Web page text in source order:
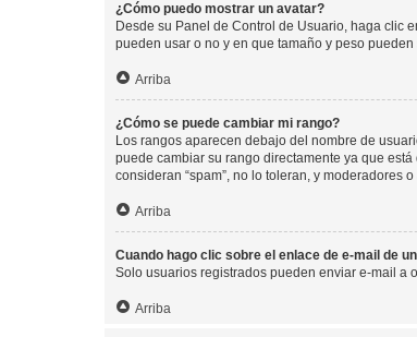
¿Cómo puedo mostrar un avatar?
Desde su Panel de Control de Usuario, haga clic
pueden usar o no y en que tamaño y peso
Arriba
¿Cómo se puede cambiar mi rango?
Los rangos aparecen debajo del nombre de
puede cambiar su rango directamente ya que
consideran “spam”, no lo toleran, y
Arriba
Cuando hago clic sobre el enlace de e-mail de
Solo usuarios registrados pueden enviar e-mail a
Arriba